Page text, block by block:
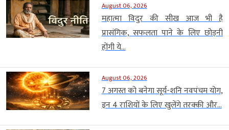
August 06, 2026
महात्मा विदुर की सीख आज भी है
प्रासंगिक, सफलता पाने के लिए छोड़नी
होंगी ये...
August 06, 2026
7 अगस्त को बनेगा सूर्य-शनि नवपंचम योग,
इन 4 राशियों के लिए खुलेंगे तरक्की और...